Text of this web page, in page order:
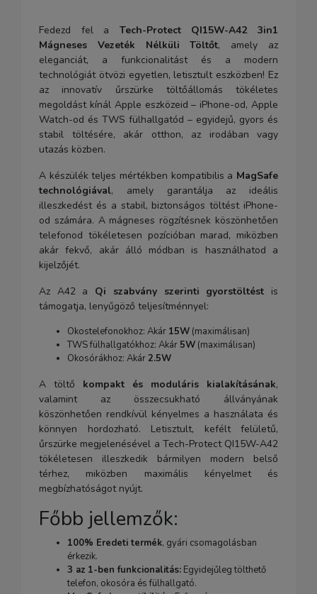
Fedezd fel a Tech-Protect QI15W-A42 3in1
Mágneses Vezeték Nélküli Töltőt, amely az
eleganciát, a funkcionalitást és a modern
technológiát ötvözi egyetlen, letisztult eszközben! Ez
az innovatív űrszürke töltőállomás tökéletes
megoldást kínál Apple eszközeid – iPhone-od, Apple
Watch-od és TWS fülhallgatód – egyidejű, gyors és
stabil töltésére, akár otthon, az irodában vagy
utazás közben.
A készülék teljes mértékben kompatibilis a MagSafe
technológiával, amely garantálja az ideális
illeszkedést és a stabil, biztonságos töltést iPhone-
od számára. A mágneses rögzítésnek köszönhetően
telefonod tökéletesen pozícióban marad, miközben
akár fekvő, akár álló módban is használhatod a
kijelzőjét.
Az A42 a Qi szabvány szerinti gyorstöltést is
támogatja, lenyűgöző teljesítménnyel:
Okostelefonokhoz: Akár 15W (maximálisan)
TWS fülhallgatókhoz: Akár5W (maximálisan)
Okosórákhoz: Akár2.5W
A töltő kompakt és moduláris kialakításának,
valamint az összecsukható állványának
köszönhetően rendkívül kényelmes a használata és
könnyen hordozható. Letisztult, kefélt felületű,
űrszürke megjelenésével a Tech-Protect QI15W-A42
tökéletesen illeszkedik bármilyen modern belső
térhez, miközben maximális kényelmet és
megbízhatóságot nyújt.
Főbb jellemzők:
100% Eredeti termék, gyári csomagolásban
érkezik.
3 az 1-ben funkcionalitás: Egyidejűleg tölthető
telefon, okosóra és fülhallgató.